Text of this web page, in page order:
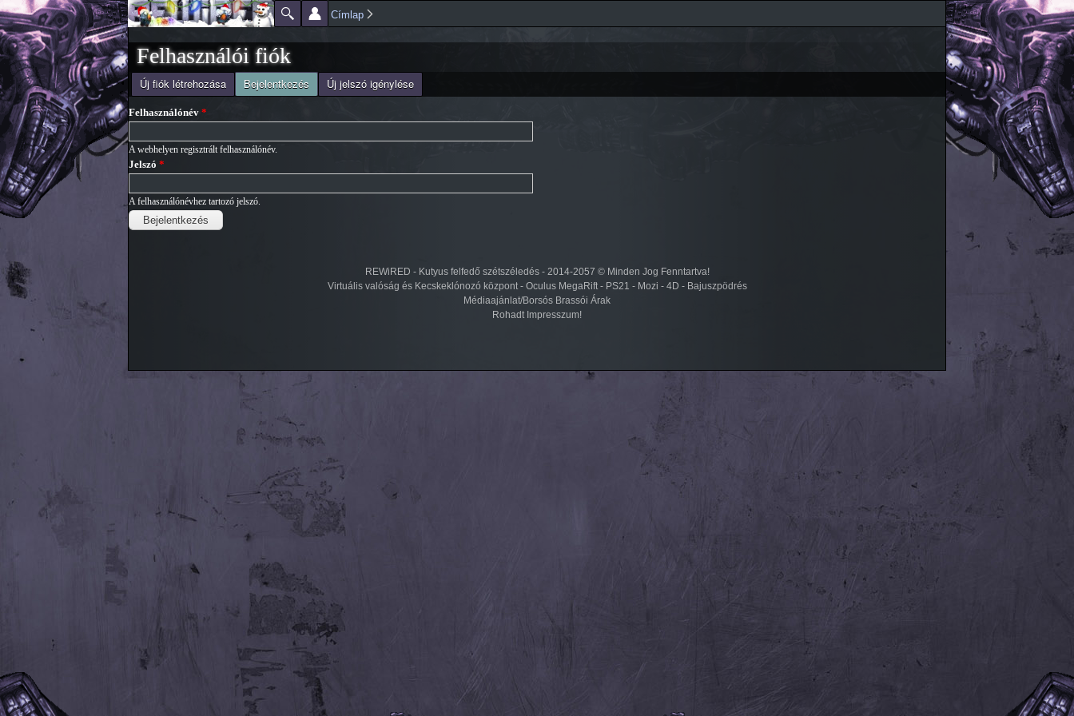
tartalomra
Főmenü
Jelenlegi hely
Címlap
Felhasználói fiók
Elsődleges fülek
Új fiók létrehozása Bejelentkezés
(aktív fül) Új jelszó igénylése
Felhasználónév *
A webhelyen regisztrált felhasználónév.
Jelszó *
A felhasználónévhez tartozó jelszó.
REWiRED - Kutyus felfedő szétszéledés - 2014-2057 © Minden Jog Fenntartva!
Virtuális valóság és Kecskeklónozó központ - Oculus MegaRift - PS21 - Mozi - 4D - Bajuszpödrés
Médiaajánlat/Borsós Brassói Árak
Rohadt Impresszum!